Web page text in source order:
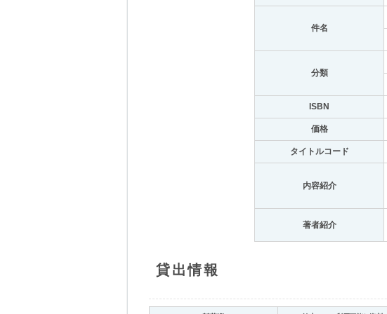
件名
分類
ISBN
価格
タイトルコード
内容紹介
著者紹介
貸出情報